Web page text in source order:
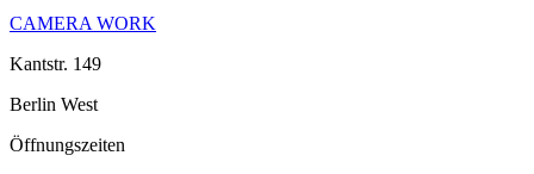
CAMERA WORK
Kantstr. 149
Berlin West
Öffnungszeiten